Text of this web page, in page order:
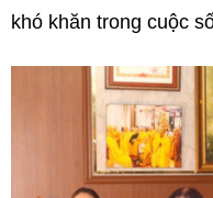
khó khăn trong cuộc